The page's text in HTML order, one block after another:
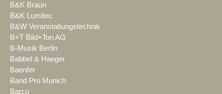
B&K Braun
B&K Lumitec
B&W Veranstaltungstechnik
B+T Bild+Ton AG
B-Musik Berlin
Babbel & Haeger
Baenfer
Band Pro Munich
Barco